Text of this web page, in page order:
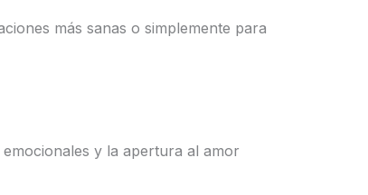
más sanas o simplemente para
y la apertura al amor